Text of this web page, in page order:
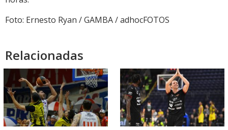
Foto: Ernesto Ryan / GAMBA / adhocFOTOS
Relacionadas